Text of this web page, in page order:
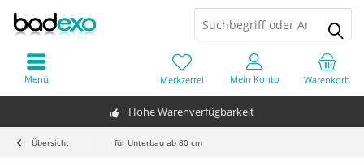
Hohe Warenverfügbarkeit
Warenkorb
Merkzettel Mein Konto
Menü
Übersicht für Unterbau ab 80 cm